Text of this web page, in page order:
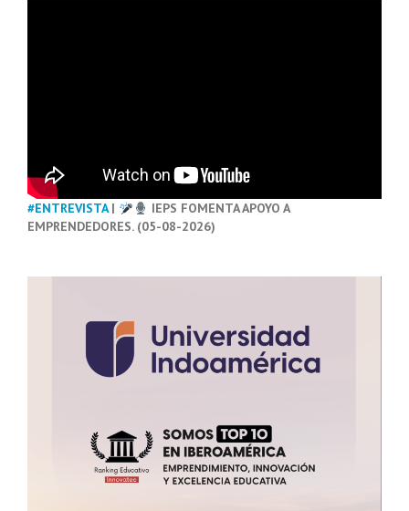
#ENTREVISTA|
IEPS FOMENTA APOYO A
EMPRENDEDORES. (05-08-2026)